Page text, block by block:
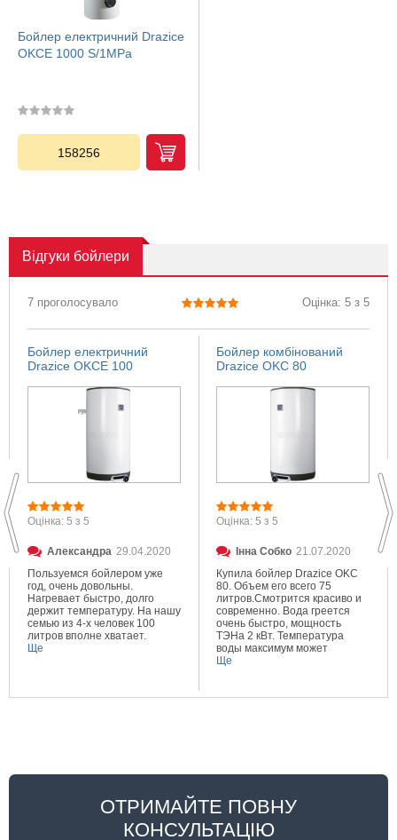
Бойлер електричний Drazice
OKCE 1000 S/1MPa
158256
Відгуки бойлери
7 проголосувало Оцінка: 5 з 5
Бойлер електричний
Drazice OKCE 100
Оцінка: 5 з 5
Александра 29.04.2020
Пользуемся бойлером уже
год, очень довольны.
Нагревает быстро, долго
держит температуру. На нашу
семью из 4-х человек 100
литров вполне хватает.
Ще
Бойлер комбінований
Drazice OKC 80
Оцінка: 5 з 5
Інна Собко 21.07.2020
Купила бойлер Drazice OKC
80. Объем его всего 75
литров.Смотрится красиво и
современно. Вода греется
очень быстро, мощность
ТЭНа 2 кВт. Температура
воды максимум может
составлять 80 градусов.
Ще
ОТРИМАЙТЕ ПОВНУ
КОНСУЛЬТАЦІЮ